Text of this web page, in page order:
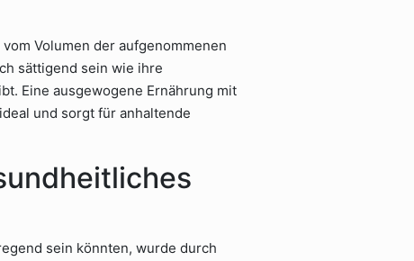
Volumen der aufgenommenen
sättigend sein wie ihre
Eine ausgewogene Ernährung mit
und sorgt für anhaltende
sein könnten, wurde durch